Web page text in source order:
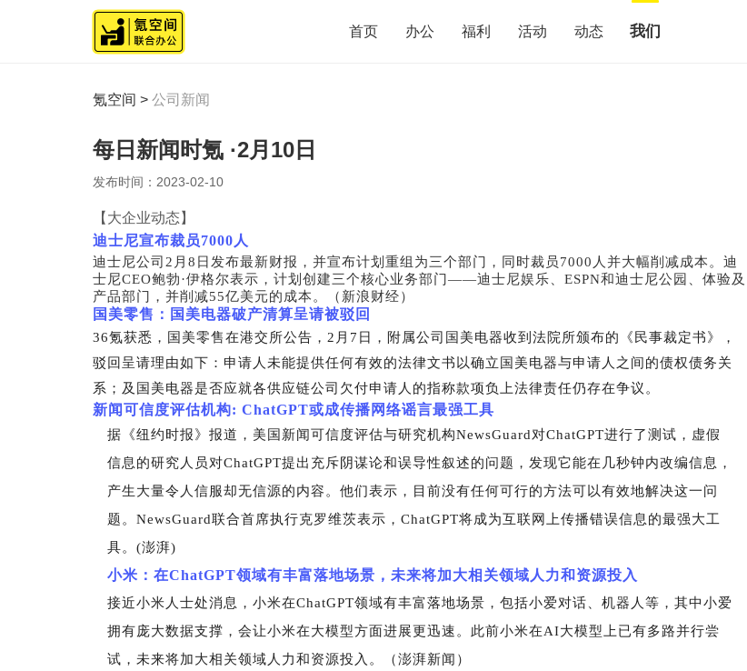
首页 办公 福利 活动 动态 我们
氪空间 > 公司新闻
每日新闻时氪 ·2月10日
发布时间： 2023-02-10
【大企业动态】
迪士尼宣布裁员7000人
迪士尼公司2月8日发布最新财报，并宣布计划重组为三个部门，同时裁员7000人并大幅削减成本。迪
士尼CEO鲍勃·伊格尔表示，计划创建三个核心业务部门——迪士尼娱乐、ESPN和迪士尼公园、体验及
产品部门，并削减55亿美元的成本。（新浪财经）
国美零售：国美电器破产清算呈请被驳回
36氪获悉，国美零售在港交所公告，2月7日，附属公司国美电器收到法院所颁布的《民事裁定书》，
驳回呈请理由如下：申请人未能提供任何有效的法律文书以确立国美电器与申请人之间的债权债务关
系；及国美电器是否应就各供应链公司欠付申请人的指称款项负上法律责任仍存在争议。
新闻可信度评估机构: ChatGPT或成传播网络谣言最强工具
据《纽约时报》报道，美国新闻可信度评估与研究机构NewsGuard对ChatGPT进行了测试，虚假
信息的研究人员对ChatGPT提出充斥阴谋论和误导性叙述的问题，发现它能在几秒钟内改编信息，
产生大量令人信服却无信源的内容。他们表示，目前没有任何可行的方法可以有效地解决这一问
题。NewsGuard联合首席执行克罗维茨表示，ChatGPT将成为互联网上传播错误信息的最强大工
具。(澎湃)
小米：在ChatGPT领域有丰富落地场景，未来将加大相关领域人力和资源投入
接近小米人士处消息，小米在ChatGPT领域有丰富落地场景，包括小爱对话、机器人等，其中小爱
拥有庞大数据支撑，会让小米在大模型方面进展更迅速。此前小米在AI大模型上已有多路并行尝
试，未来将加大相关领域人力和资源投入。（澎湃新闻）